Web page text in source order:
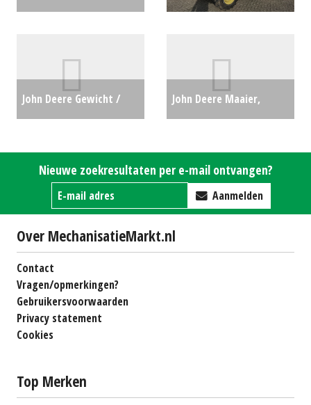
John Deere Gewicht /
code 8966 (SB) #22415
€2150
John Deere Maaier,
#28293
€4250
Nieuwe zoekresultaten per e-mail ontvangen?
Aanmelden
Over MechanisatieMarkt.nl
Contact
Vragen/opmerkingen?
Gebruikersvoorwaarden
Privacy statement
Cookies
Top Merken